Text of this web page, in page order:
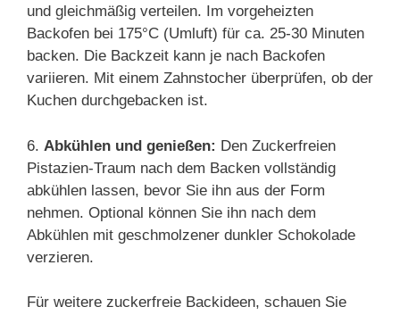
und gleichmäßig verteilen. Im vorgeheizten
Backofen bei 175°C (Umluft) für ca. 25-30 Minuten
backen. Die Backzeit kann je nach Backofen
variieren. Mit einem Zahnstocher überprüfen, ob der
Kuchen durchgebacken ist.
6. Abkühlen und genießen: Den Zuckerfreien
Pistazien-Traum nach dem Backen vollständig
abkühlen lassen, bevor Sie ihn aus der Form
nehmen. Optional können Sie ihn nach dem
Abkühlen mit geschmolzener dunkler Schokolade
verzieren.
Für weitere zuckerfreie Backideen, schauen Sie